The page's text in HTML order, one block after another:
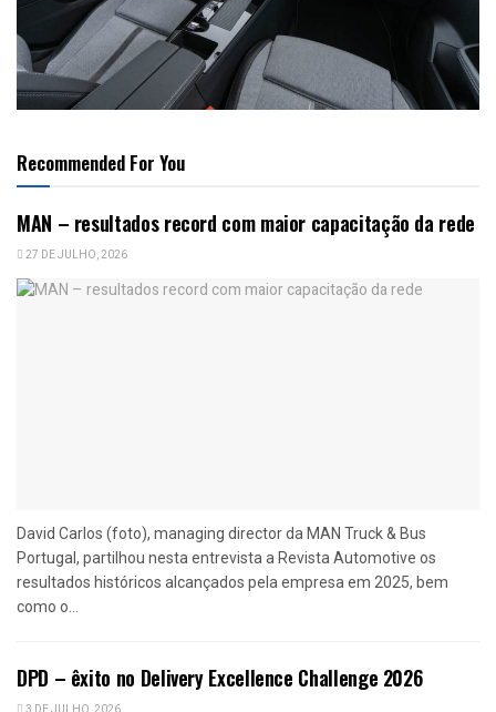
Recommended For You
MAN – resultados record com maior capacitação da rede
27 DE JULHO, 2026
David Carlos (foto), managing director da MAN Truck & Bus
Portugal, partilhou nesta entrevista a Revista Automotive os
resultados históricos alcançados pela empresa em 2025, bem
como o...
DPD – êxito no Delivery Excellence Challenge 2026